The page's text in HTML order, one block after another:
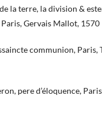
la terre, la division &
Gervais Mallot, 1570
communion, Paris,
pere d’éloquence,